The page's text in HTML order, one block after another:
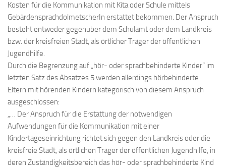
Kosten für die Kommunikation mit Kita oder Schule mittels
GebärdensprachdolmetscherIn erstattet bekommen. Der Anspruch
besteht entweder gegenüber dem Schulamt oder dem Landkreis
bzw. der kreisfreien Stadt, als örtlicher Träger der öffentlichen
Jugendhilfe.
Durch die Begrenzung auf „hör- oder sprachbehinderte Kinder“ im
letzten Satz des Absatzes 5 werden allerdings hörbehinderte
Eltern mit hörenden Kindern kategorisch von diesem Anspruch
ausgeschlossen:
„… Der Anspruch für die Erstattung der notwendigen
Aufwendungen für die Kommunikation mit einer
Kindertageseinrichtung richtet sich gegen den Landkreis oder die
kreisfreie Stadt, als örtlichen Träger der öffentlichen Jugendhilfe, in
deren Zuständigkeitsbereich das hör- oder sprachbehinderte Kind